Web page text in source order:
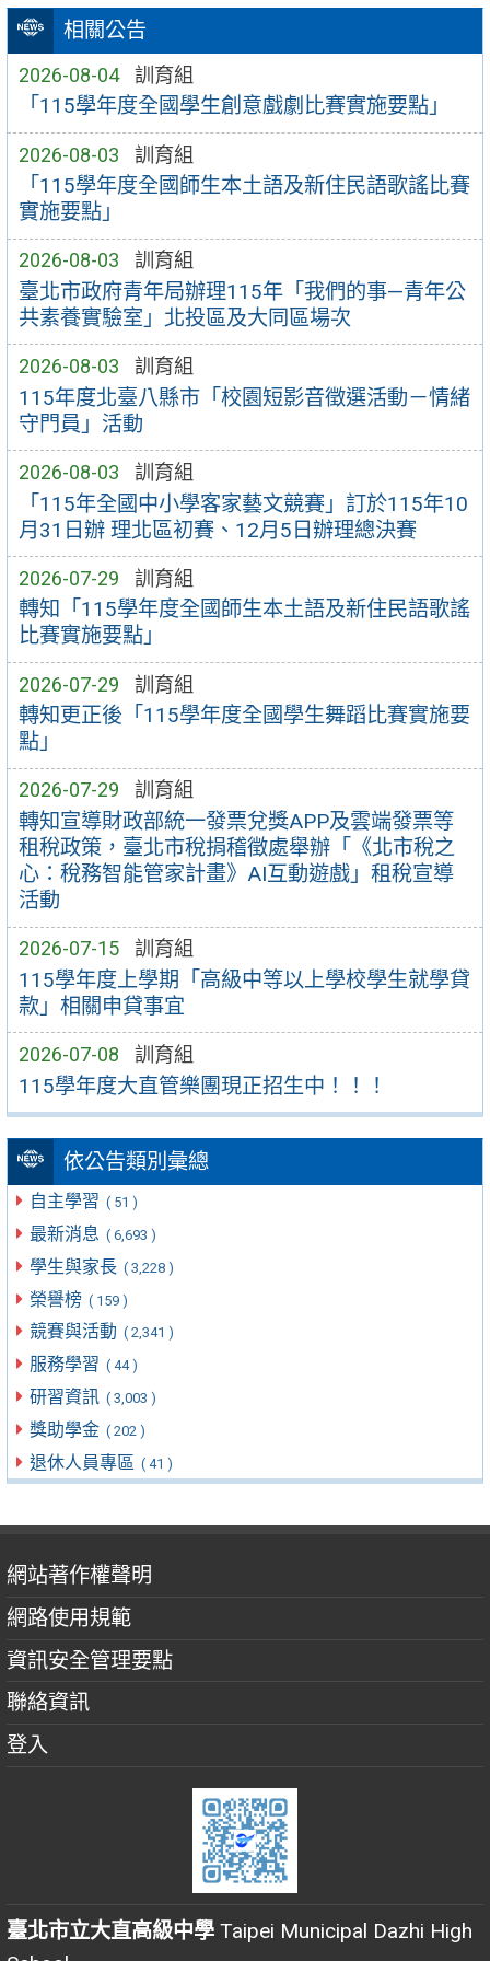
相關公告
2026-08-04 訓育組
「115學年度全國學生創意戲劇比賽實施要點」
2026-08-03 訓育組
「115學年度全國師生本土語及新住民語歌謠比賽
實施要點」
2026-08-03 訓育組
臺北市政府青年局辦理115年「我們的事—青年公
共素養實驗室」北投區及大同區場次
2026-08-03 訓育組
115年度北臺八縣市「校園短影音徵選活動－情緒
守門員」活動
2026-08-03 訓育組
「115年全國中小學客家藝文競賽」訂於115年10
月31日辦 理北區初賽、12月5日辦理總決賽
2026-07-29 訓育組
轉知「115學年度全國師生本土語及新住民語歌謠
比賽實施要點」
2026-07-29 訓育組
轉知更正後「115學年度全國學生舞蹈比賽實施要
點」
2026-07-29 訓育組
轉知宣導財政部統一發票兌獎APP及雲端發票等
租稅政策，臺北市稅捐稽徵處舉辦「《北市稅之
心：稅務智能管家計畫》AI互動遊戲」租稅宣導
活動
2026-07-15 訓育組
115學年度上學期「高級中等以上學校學生就學貸
款」相關申貸事宜
2026-07-08 訓育組
115學年度大直管樂團現正招生中！！！
依公告類別彙總
自主學習 ( 51 )
最新消息 ( 6,693 )
學生與家長 ( 3,228 )
榮譽榜 ( 159 )
競賽與活動 ( 2,341 )
服務學習 ( 44 )
研習資訊 ( 3,003 )
獎助學金 ( 202 )
退休人員專區 ( 41 )
網站著作權聲明
網路使用規範
資訊安全管理要點
聯絡資訊
登入
臺北市立大直高級中學 Taipei Municipal Dazhi High